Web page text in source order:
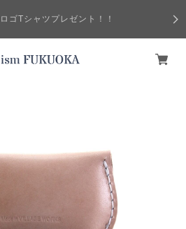
ゴTシャツプレゼント！！